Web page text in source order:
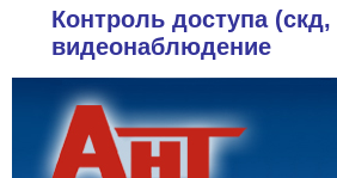
Контроль доступа
видеонаблюдение